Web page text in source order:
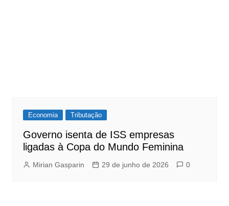
Economia Tributação
Governo isenta de ISS empresas
ligadas à Copa do Mundo Feminina
Mirian Gasparin 29 de junho de 2026 0